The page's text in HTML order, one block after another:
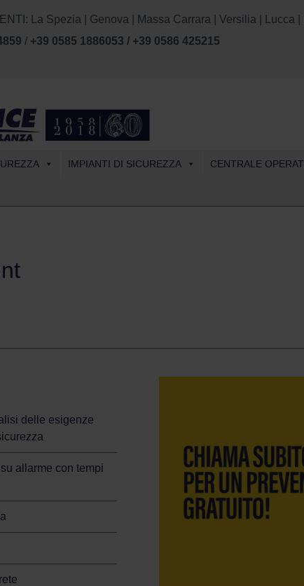
La Spezia | Genova | Massa Carrara | Versilia | Lucca |
/ +39 0585 1886053 / +39 0586 425215
IMPIANTI DI SICUREZZA CENTRALE
delle esigenze
allarme con tempi